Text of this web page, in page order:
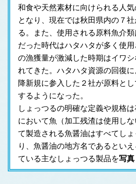
和食や天然素材に向けられる人
となり、現在では秋田県内の７
る。また、使用される原料魚介
だった時代はハタハタが多く使
の漁獲量が激減した時期はイワ
れてきた。ハタハタ資源の回復
降新規に参入した２社が原料と
するようになった。
しょっつるの明確な定義や規格
において魚（加工残渣は使用し
て製造される魚醤油はすべてし
り、魚醤油の地方名であるとい
ている主なしょっつる製品を写真